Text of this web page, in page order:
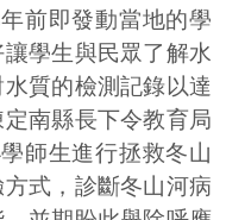
前即發動當地的學
學生與民眾了解水
質的檢測記錄以達
南縣長下令教育局
師生進行拯救冬山
式，診斷冬山河病